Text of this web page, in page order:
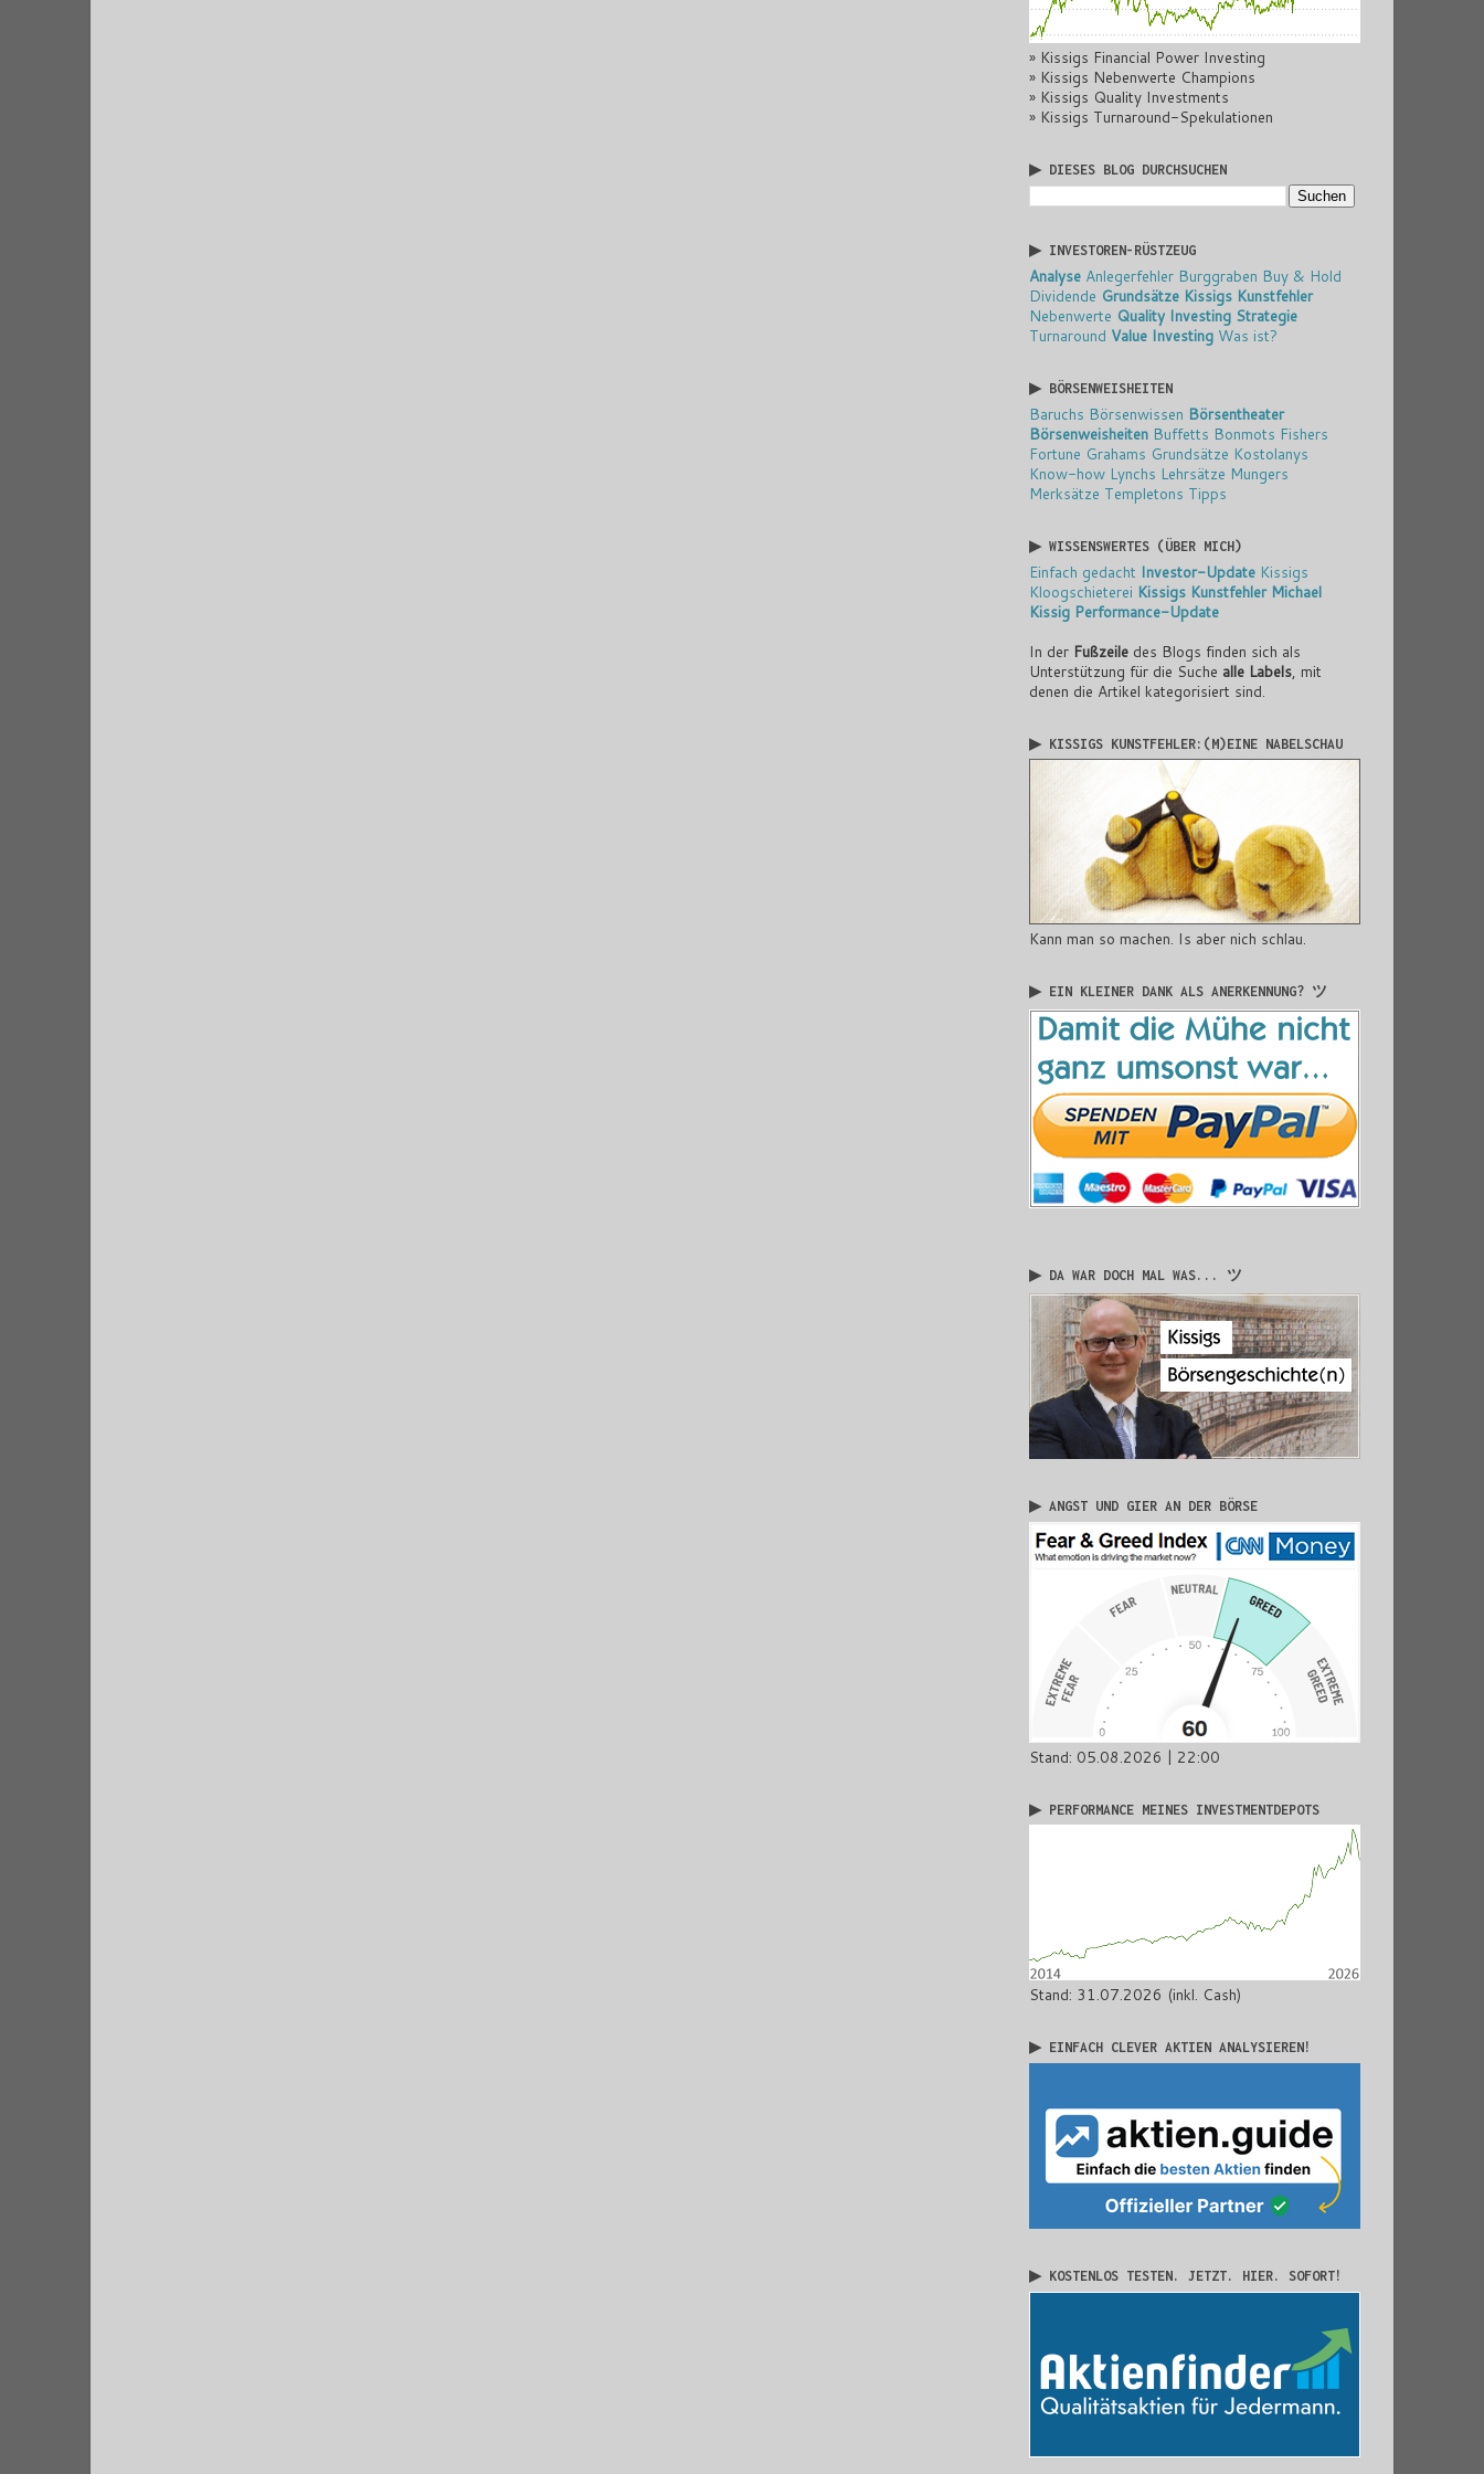
» Kissigs Financial Power Investing
» Kissigs Nebenwerte Champions
» Kissigs Quality Investments
» Kissigs Turnaround-Spekulationen
▶ DIESES BLOG DURCHSUCHEN
▶ INVESTOREN-RÜSTZEUG
Analyse Anlegerfehler Burggraben Buy & Hold
Dividende Grundsätze Kissigs Kunstfehler
Nebenwerte Quality Investing Strategie
Turnaround Value Investing Was ist?
▶ BÖRSENWEISHEITEN
Baruchs Börsenwissen Börsentheater
Börsenweisheiten Buffetts Bonmots Fishers
Fortune Grahams Grundsätze Kostolanys
Know-how Lynchs Lehrsätze Mungers
Merksätze Templetons Tipps
▶ WISSENSWERTES (ÜBER MICH)
Einfach gedacht Investor-Update Kissigs
Kloogschieterei Kissigs Kunstfehler Michael
Kissig Performance-Update
In der Fußzeile des Blogs finden sich als
Unterstützung für die Suche alle Labels , mit
denen die Artikel kategorisiert sind.
▶ KISSIGS KUNSTFEHLER:(M)EINE NABELSCHAU
Kann man so machen. Is aber nich schlau.
▶ EIN KLEINER DANK ALS ANERKENNUNG? ツ
▶ DA WAR DOCH MAL WAS... ツ
▶ ANGST UND GIER AN DER BÖRSE
Stand: 05.08.2026 | 22:00
▶ PERFORMANCE MEINES INVESTMENTDEPOTS
Stand: 31.07.2026 (inkl. Cash)
▶ EINFACH CLEVER AKTIEN ANALYSIEREN!
▶ KOSTENLOS TESTEN. JETZT. HIER. SOFORT!